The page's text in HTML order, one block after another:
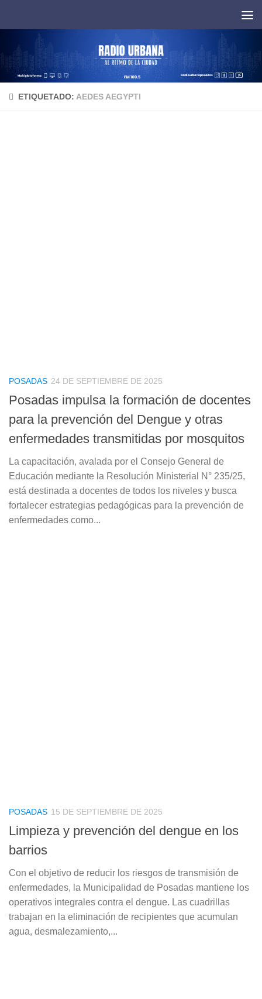
ETIQUETADO: AEDES AEGYPTI
POSADAS 24 DE SEPTIEMBRE DE 2025
Posadas impulsa la formación de docentes
para la prevención del Dengue y otras
enfermedades transmitidas por mosquitos
La capacitación, avalada por el Consejo General de
Educación mediante la Resolución Ministerial N° 235/25,
está destinada a docentes de todos los niveles y busca
fortalecer estrategias pedagógicas para la prevención de
enfermedades como...
POSADAS 15 DE SEPTIEMBRE DE 2025
Limpieza y prevención del dengue en los
barrios
Con el objetivo de reducir los riesgos de transmisión de
enfermedades, la Municipalidad de Posadas mantiene los
operativos integrales contra el dengue. Las cuadrillas
trabajan en la eliminación de recipientes que acumulan
agua, desmalezamiento,...